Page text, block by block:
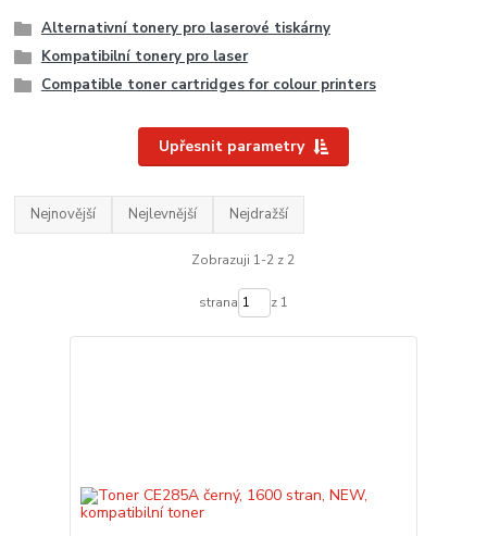
Alternativní tonery pro laserové tiskárny
Kompatibilní tonery pro laser
Compatible toner cartridges for colour printers
Upřesnit parametry
Nejnovější Nejlevnější Nejdražší
Zobrazuji 1-2 z 2
strana z 1